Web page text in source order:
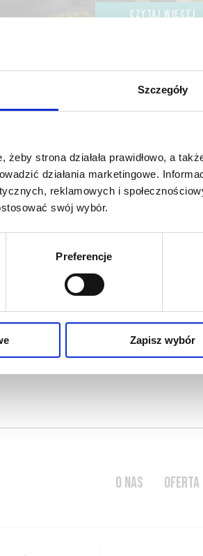
Szczegóły
strona działała prawidłowo, a
działania marketingowe.
reklamowych i
swój wybór.
Preferencje
Zapisz wybór
CZYTAJ WIĘCEJ
sustainable
traktowaną w sposób
użycia syntetycznych
respekcie dla natury,
z piwnicy, …
O NAS